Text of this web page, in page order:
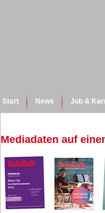
Start News Job &
Mediadaten auf